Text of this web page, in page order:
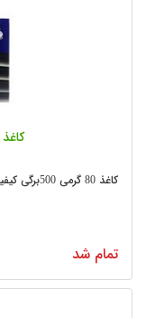
کاغذ A4 آفیس کلاسیک 80 گرم
کاغذ 80 گرمی 500برگی کیفیت درجه یک
تمام شد